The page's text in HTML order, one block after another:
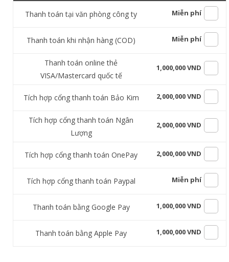
Thanh toán tại văn phòng công ty Miễn phí
Thanh toán khi nhận hàng (COD) Miễn phí
Thanh toán online thẻ
VISA/Mastercard quốc tế
1,000,000 VND
Tích hợp cổng thanh toán Bảo Kim 2,000,000 VND
Tích hợp cổng thanh toán Ngân
Lượng
2,000,000 VND
Tích hợp cổng thanh toán OnePay 2,000,000 VND
Tích hợp cổng thanh toán Paypal Miễn phí
Thanh toán bằng Google Pay 1,000,000 VND
Thanh toán bằng Apple Pay 1,000,000 VND